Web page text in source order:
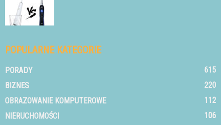
POPULARNE KATEGORIE
PORADY
615
BIZNES
220
OBRAZOWANIE KOMPUTEROWE
112
NIERUCHOMOŚCI
106